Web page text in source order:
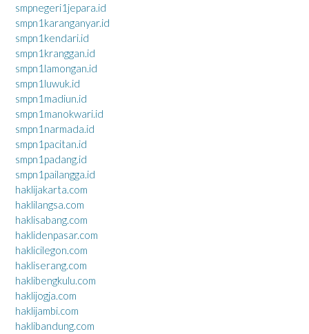
smpnegeri1jepara.id
smpn1karanganyar.id
smpn1kendari.id
smpn1kranggan.id
smpn1lamongan.id
smpn1luwuk.id
smpn1madiun.id
smpn1manokwari.id
smpn1narmada.id
smpn1pacitan.id
smpn1padang.id
smpn1pailangga.id
haklijakarta.com
haklilangsa.com
haklisabang.com
haklidenpasar.com
haklicilegon.com
hakliserang.com
haklibengkulu.com
haklijogja.com
haklijambi.com
haklibandung.com